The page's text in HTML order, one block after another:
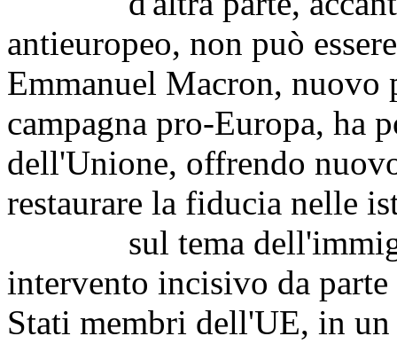
antieuropeo, non può
Emmanuel Macron, nuovo
campagna pro-Europa, ha
dell'Unione, offrendo
restaurare la fiducia nelle
sul tema
intervento incisivo da
Stati membri dell'UE, in